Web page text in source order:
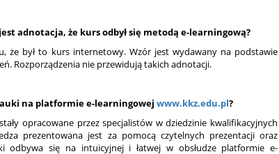
adnotacja, że kurs odbył się metodą e-learningową?
że był to kurs internetowy. Wzór jest wydawany na podstawie
Rozporządzenia nie przewidują takich adnotacji.
na platformie e-learningowej www.kkz.edu.pl?
opracowane przez specjalistów w dziedzinie kwalifikacyjnych
prezentowana jest za pomocą czytelnych prezentacji oraz
odbywa się na intuicyjnej i łatwej w obsłudze platformie e-